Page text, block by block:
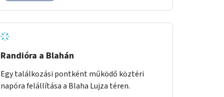
Randióra a Blahán
Egy találkozási pontként működő köztéri
napóra felállítása a Blaha Lujza téren.